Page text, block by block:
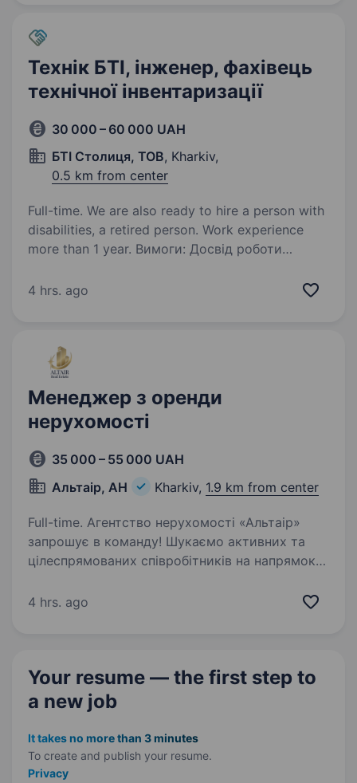
Технік БТІ, інженер, фахівець
технічної інвентаризації
30 000 – 60 000 UAH
БТІ Столиця, ТОВ, Kharkiv,
0.5 km from center
Full-time. We are also ready to hire a person with
disabilities, a retired person. Work experience
more than 1 year. Вимоги: Досвід роботи
Знання нормативної бази у сфері технічної
програмами для…
4 hrs. ago
Менеджер з оренди
нерухомості
35 000 – 55 000 UAH
Альтаір, АН
Kharkiv, 1.9 km from center
Full-time. Агентство нерухомості «Альтаір»
запрошує в команду! Шукаємо активних та
цілеспрямованих співробітників на напрямок
років. Комунікабельність та бажання
4 hrs. ago
Your resume — the first step to
a new job
It takes no more than 3 minutes
To create and publish your resume.
Privacy